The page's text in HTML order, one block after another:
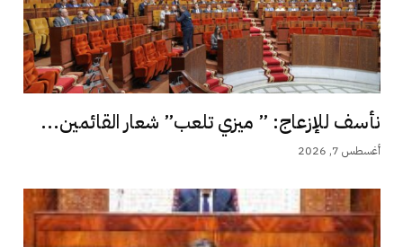
نأسف للإزعاج: ” ميزي تلعب” شعار القائمين...
أغسطس 7, 2026